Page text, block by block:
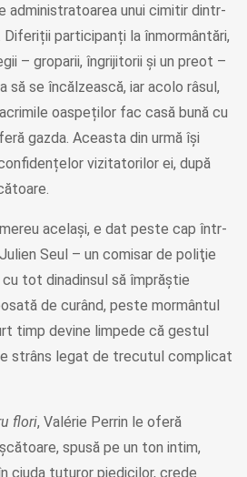
unui cimitir dintr-
Diferiții participanți la înmormântări,
– groparii, îngrijitorii și un preot –
să se încălzească, iar acolo râsul,
oaspeților fac casă bună cu
gazda. Aceasta din urmă își
vizitatorilor ei, după
același, e dat peste cap într-
Seul – un comisar de poliţie
tot dinadinsul să împrăștie
de curând, peste mormântul
timp devine limpede că gestul
strâns legat de trecutul complicat
flori, Valérie Perrin le oferă
spusă pe un ton intim,
ciuda tuturor piedicilor, crede